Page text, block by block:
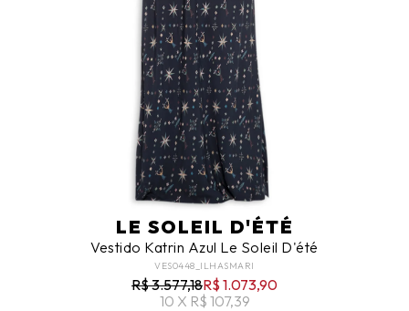
LE SOLEIL D'ÉTÉ
Vestido Katrin Azul Le Soleil D'été
VES0448_ILHASMARI
R$ 3.577,18R$ 1.073,90
10 X R$ 107,39